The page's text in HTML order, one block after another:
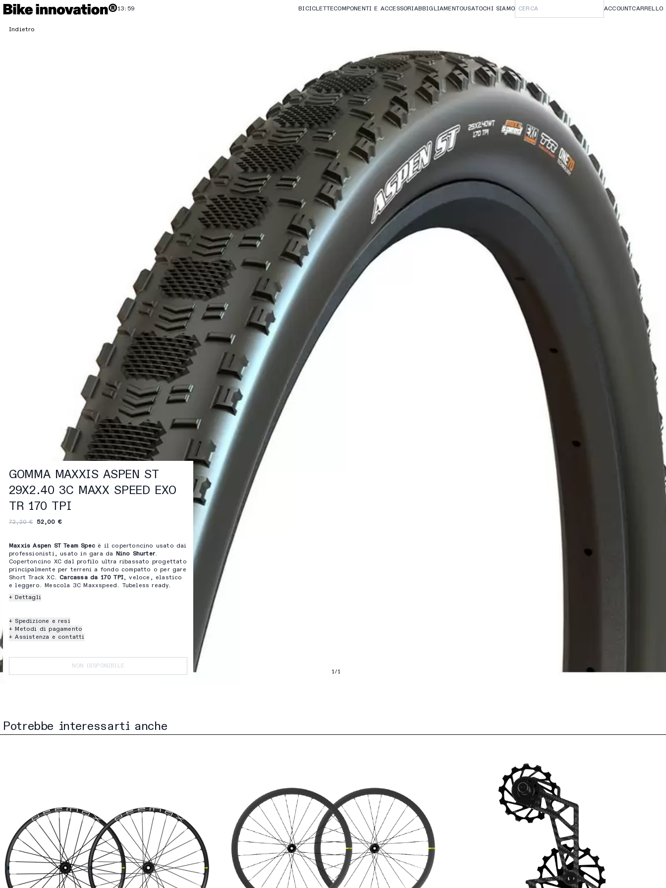
13:59 BICICLETTECOMPONENTI E ACCESSORIABBIGLIAMENTOUSATOCHI SIAMO ACCOUNTCARRELLO
Indietro
1/1
GOMMA MAXXIS ASPEN ST
29X2.40 3C MAXX SPEED EXO
TR 170 TPI
72,20 € 52,00 €
Maxxis Aspen ST Team Spec è il copertoncino usato dai
professionisti, usato in gara da
Nino Shurter.
Copertoncino XC dal profilo ultra ribassato progettato
principalmente per terreni a fondo compatto o per gare
Short Track XC. Carcassa da 170 TPI, veloce, elastico
e leggero. Mescola 3C Maxxspeed. Tubeless ready.
+ Dettagli
+ Spedizione e resi
+ Metodi di pagamento
+ Assistenza e contatti
NON DISPONIBILE
Potrebbe interessarti anche